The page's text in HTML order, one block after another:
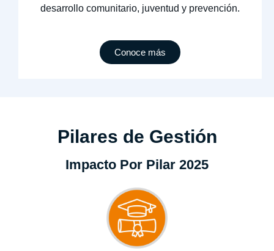
desarrollo comunitario, juventud y prevención.
Conoce más
Pilares de Gestión
Impacto Por Pilar 2025